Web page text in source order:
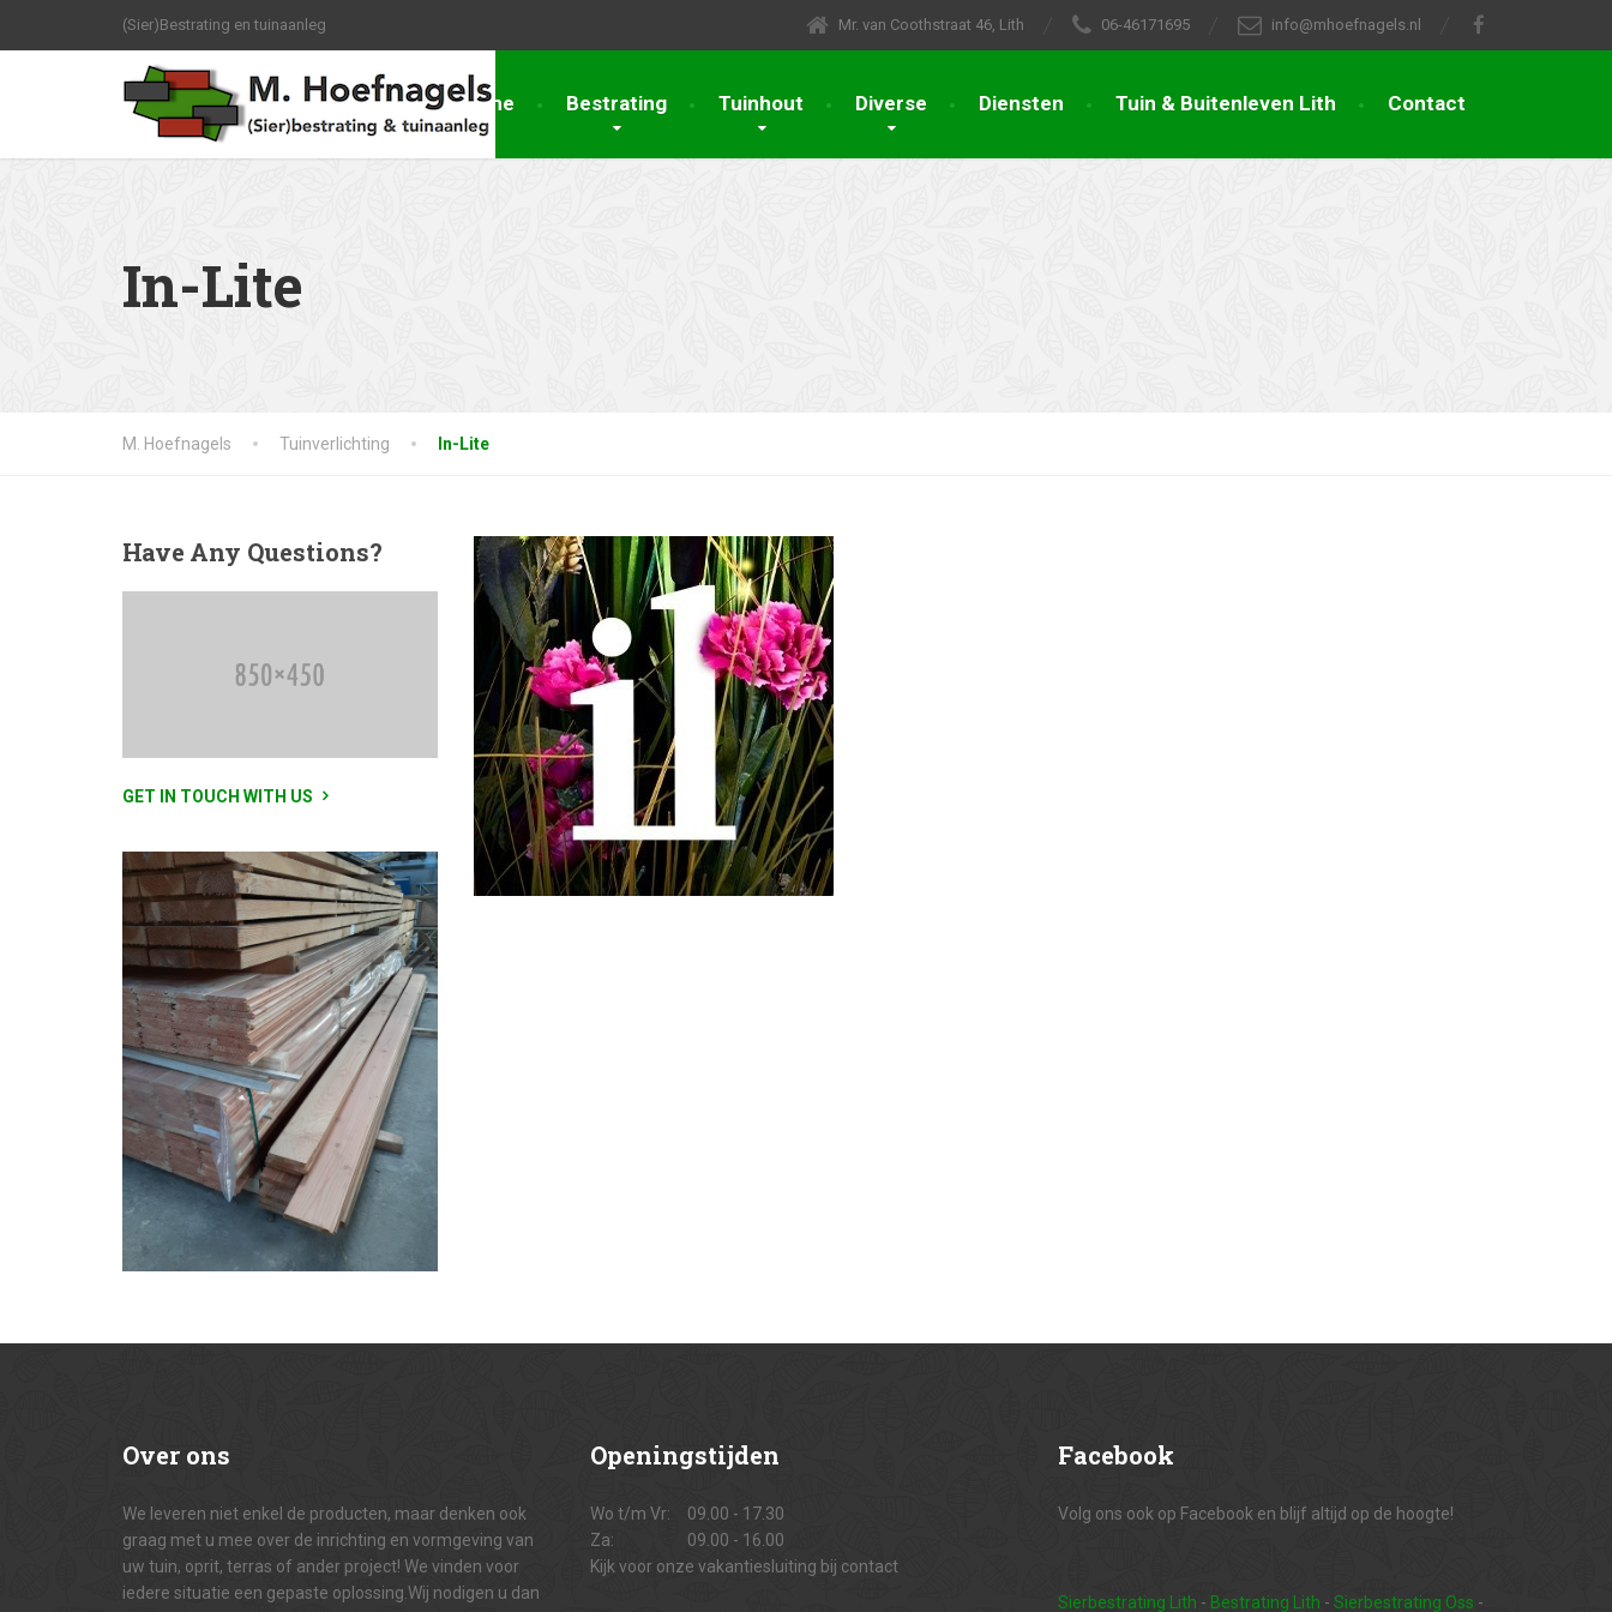
(Sier)Bestrating en tuinaanleg Mr. van Coothstraat 46, Lith 06-46171695 info@mhoefnagels.nl
Home Bestrating Tuinhout Diverse Diensten Tuin & Buitenleven Lith Contact
In-Lite
M. Hoefnagels Tuinverlichting In-Lite
HaveAny Questions?
GET IN TOUCH WITH US
Over ons
We leveren niet enkel de producten, maar denken ook
graag met u mee over de inrichting en vormgeving van
uw tuin, oprit, terras of ander project! We vinden voor
iedere situatie een gepaste oplossing.Wij nodigen u dan
Openingstijden
Wo t/m Vr:
09.00 - 17.30
Za:
09.00 - 16.00
Kijk voor onze vakantiesluiting bij contact
Facebook
Volg ons ook op Facebook en blijf altijd op de hoogte!
Sierbestrating Lith - Bestrating Lith - Sierbestrating Oss -